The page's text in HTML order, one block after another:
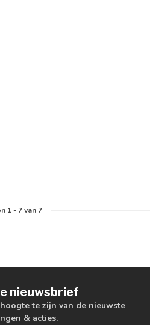
1-7van 7
nieuwsbrief
te zijn van de nieuwste
& acties.